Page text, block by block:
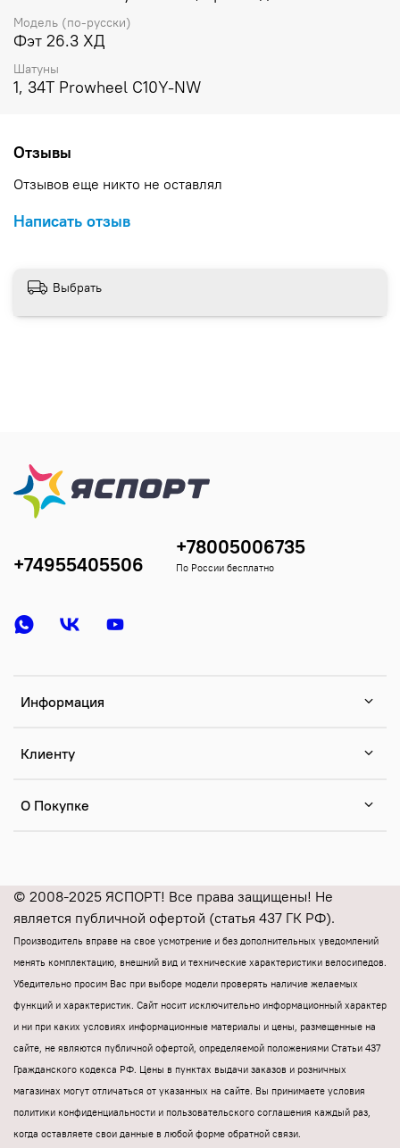
Модель (по-русски)
Фэт 26.3 ХД
Шатуны
1, 34Т Prowheel C10Y-NW
Отзывы
Отзывов еще никто не оставлял
Написать отзыв
Выбрать
Информация
Клиенту
О Покупке
+74955405506
+78005006735
По России бесплатно
© 2008-2025 ЯСПОРТ! Все права защищены! Не
является публичной офертой (статья 437 ГК РФ).
Производитель вправе на свое усмотрение и без дополнительных уведомлений
менять комплектацию, внешний вид и технические характеристики велосипедов.
Убедительно просим Вас при выборе модели проверять наличие желаемых
функций и характеристик. Cайт носит исключительно информационный характер
и ни при каких условиях информационные материалы и цены, размещенные на
сайте, не являются публичной офертой, определяемой положениями Статьи 437
Гражданского кодекса РФ. Цены в пунктах выдачи заказов и розничных
магазинах могут отличаться от указанных на сайте. Вы принимаете условия
политики конфиденциальности и пользовательского соглашения каждый раз,
когда оставляете свои данные в любой форме обратной связи.